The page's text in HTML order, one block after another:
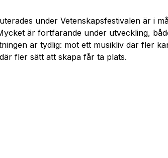
under Vetenskapsfestivalen är i
är fortfarande under utveckling,
är tydlig: mot ett musikliv där fler
fler sätt att skapa får ta plats.